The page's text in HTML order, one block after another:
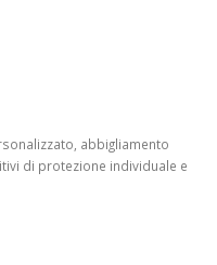
abbigliamento
di protezione individuale e